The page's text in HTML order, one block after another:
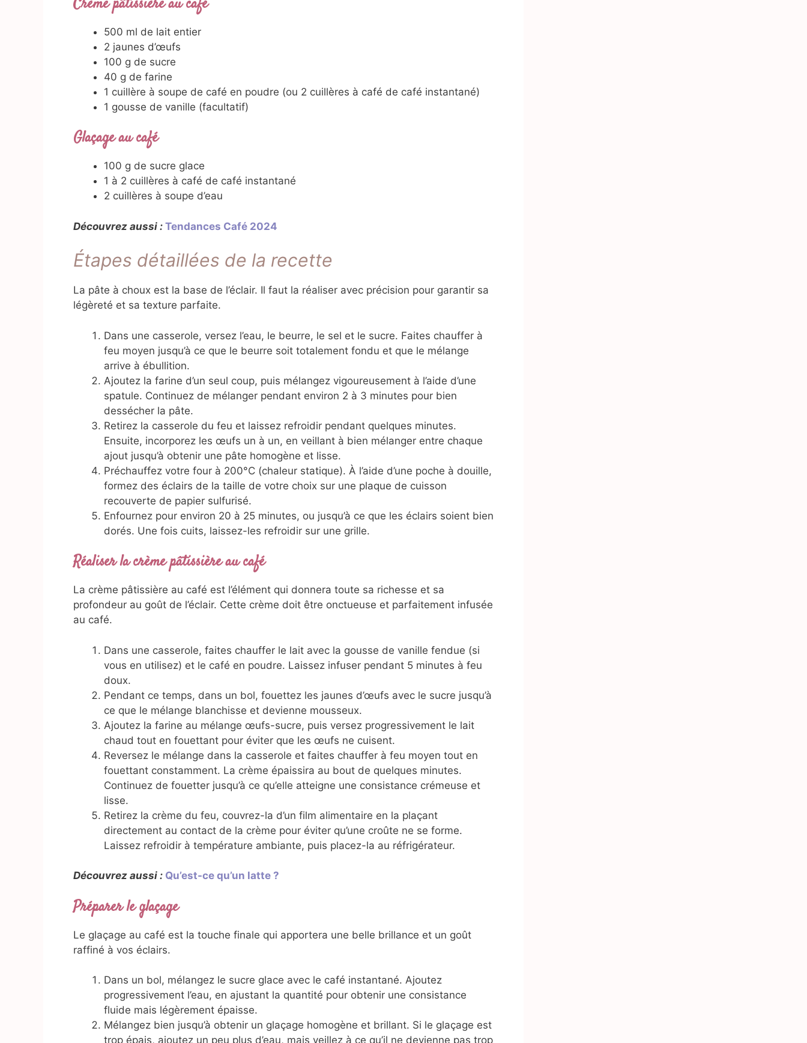
500 ml de lait entier
2 jaunes d’œufs
100 g de sucre
40 g de farine
1 cuillère à soupe de café en poudre (ou 2 cuillères à café de café instantané)
1 gousse de vanille (facultatif)
Glaçage au café
100 g de sucre glace
1 à 2 cuillères à café de café instantané
2 cuillères à soupe d’eau
Découvrez aussi : Tendances Café 2024
Étapes détaillées de la recette
La pâte à choux est la base de l’éclair. Il faut la réaliser avec précision pour garantir sa
légèreté et sa texture parfaite.
Dans une casserole, versez l’eau, le beurre, le sel et le sucre. Faites chauffer à
feu moyen jusqu’à ce que le beurre soit totalement fondu et que le mélange
arrive à ébullition.
Ajoutez la farine d’un seul coup, puis mélangez vigoureusement à l’aide d’une
spatule. Continuez de mélanger pendant environ 2 à 3 minutes pour bien
dessécher la pâte.
Retirez la casserole du feu et laissez refroidir pendant quelques minutes.
Ensuite, incorporez les œufs un à un, en veillant à bien mélanger entre chaque
ajout jusqu’à obtenir une pâte homogène et lisse.
Préchauffez votre four à 200°C (chaleur statique). À l’aide d’une poche à douille,
formez des éclairs de la taille de votre choix sur une plaque de cuisson
recouverte de papier sulfurisé.
Enfournez pour environ 20 à 25 minutes, ou jusqu’à ce que les éclairs soient bien
dorés. Une fois cuits, laissez-les refroidir sur une grille.
Réaliser la crème pâtissière au café
La crème pâtissière au café est l’élément qui donnera toute sa richesse et sa
profondeur au goût de l’éclair. Cette crème doit être onctueuse et parfaitement infusée
au café.
Dans une casserole, faites chauffer le lait avec la gousse de vanille fendue (si
vous en utilisez) et le café en poudre. Laissez infuser pendant 5 minutes à feu
doux.
Pendant ce temps, dans un bol, fouettez les jaunes d’œufs avec le sucre jusqu’à
ce que le mélange blanchisse et devienne mousseux.
Ajoutez la farine au mélange œufs-sucre, puis versez progressivement le lait
chaud tout en fouettant pour éviter que les œufs ne cuisent.
Reversez le mélange dans la casserole et faites chauffer à feu moyen tout en
fouettant constamment. La crème épaissira au bout de quelques minutes.
Continuez de fouetter jusqu’à ce qu’elle atteigne une consistance crémeuse et
lisse.
Retirez la crème du feu, couvrez-la d’un film alimentaire en la plaçant
directement au contact de la crème pour éviter qu’une croûte ne se forme.
Laissez refroidir à température ambiante, puis placez-la au réfrigérateur.
Découvrez aussi : Qu’est-ce qu’un latte ?
Préparer le glaçage
Le glaçage au café est la touche finale qui apportera une belle brillance et un goût
raffiné à vos éclairs.
Dans un bol, mélangez le sucre glace avec le café instantané. Ajoutez
progressivement l’eau, en ajustant la quantité pour obtenir une consistance
fluide mais légèrement épaisse.
Mélangez bien jusqu’à obtenir un glaçage homogène et brillant. Si le glaçage est
trop épais, ajoutez un peu plus d’eau, mais veillez à ce qu’il ne devienne pas trop